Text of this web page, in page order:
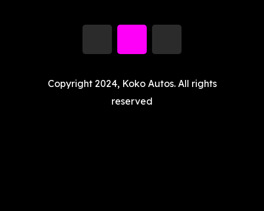
Copyright 2024, Koko Autos. All rights
reserved